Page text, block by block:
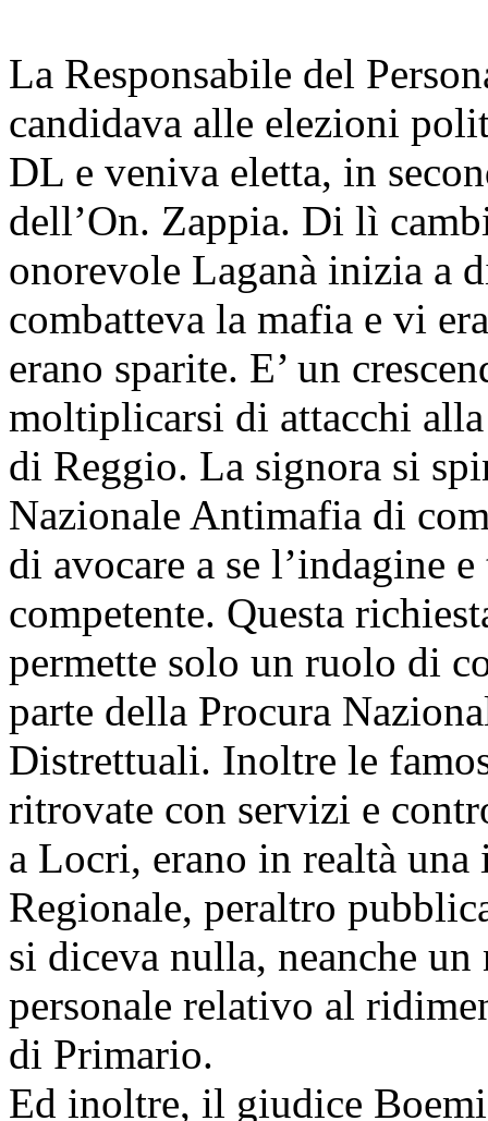
La Responsabile del
candidava alle elezioni
DL e veniva eletta, in
dell’On. Zappia. Di lì
onorevole Laganà inizia a
combatteva la mafia e vi
erano sparite. E’ un
moltiplicarsi di attacchi
di Reggio. La signora si
Nazionale Antimafia di
di avocare a se l’indagine
competente. Questa
permette solo un ruolo di
parte della Procura
Distrettuali. Inoltre le
ritrovate con servizi e
a Locri, erano in realtà
Regionale, peraltro
si diceva nulla, neanche
personale relativo al
di Primario.
Ed inoltre, il giudice